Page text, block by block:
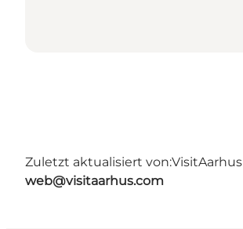
Zuletzt aktualisiert von:VisitAarhus
web@visitaarhus.com